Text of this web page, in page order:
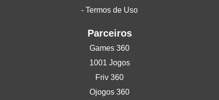
- Termos de Uso
Parceiros
Games 360
1001 Jogos
Friv 360
Ojogos 360